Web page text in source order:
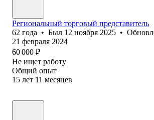
Региональный торговый представитель
62 года • Был 12 ноября 2025 •
21 февраля 2024
60 000 ₽
Не ищет работу
Общий опыт
15 лет 11 месяцев